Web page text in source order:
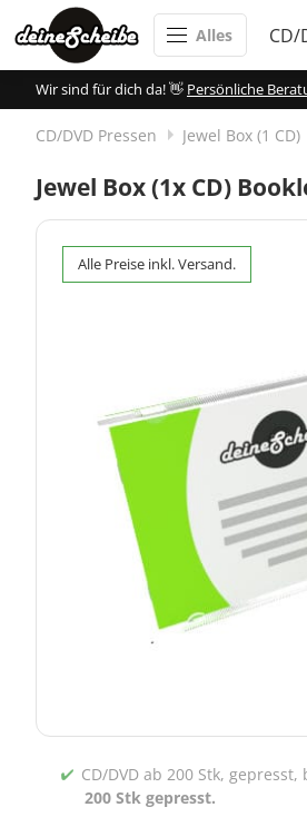
Alles CD/
Wir sind für dich da! 👋 Persönliche
CD/DVD Pressen Jewel Box (1 CD)
Jewel Box (1x CD)
Alle Preise inkl. Versand.
CD/DVD ab 200 Stk,
200 Stk gepresst.